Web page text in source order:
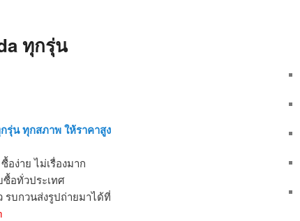
ทุกรุ่น
รุ่น ทุกสภาพ ให้ราคาสูง
อง่าย ไม่เรื่องมาก
ซื้อทั่วประเทศ
รบกวนส่งรูปถ่ายมาได้ที่